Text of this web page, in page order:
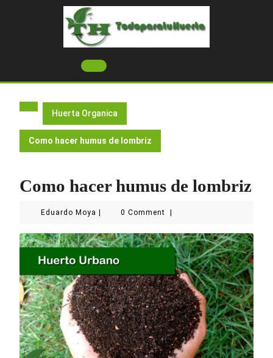
Open
Button
Huerta Organica
Como hacer humus de lombriz
Como hacer humus de lombriz
Eduardo Moya Eduardo0 Comment